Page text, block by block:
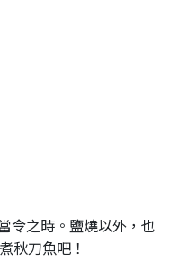
令之時。鹽燒以外，也
秋刀魚吧！